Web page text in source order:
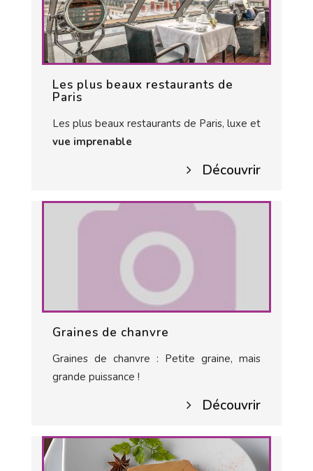
Les plus beaux restaurants de
Paris
Les plus beaux restaurants de Paris, luxe et
vue imprenable
Découvrir
Graines de chanvre
Graines de chanvre : Petite graine, mais
grande puissance !
Découvrir